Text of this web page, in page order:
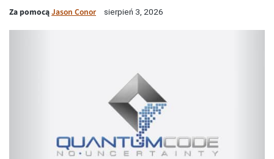
Za pomocąJason Conor sierpień 3, 2026